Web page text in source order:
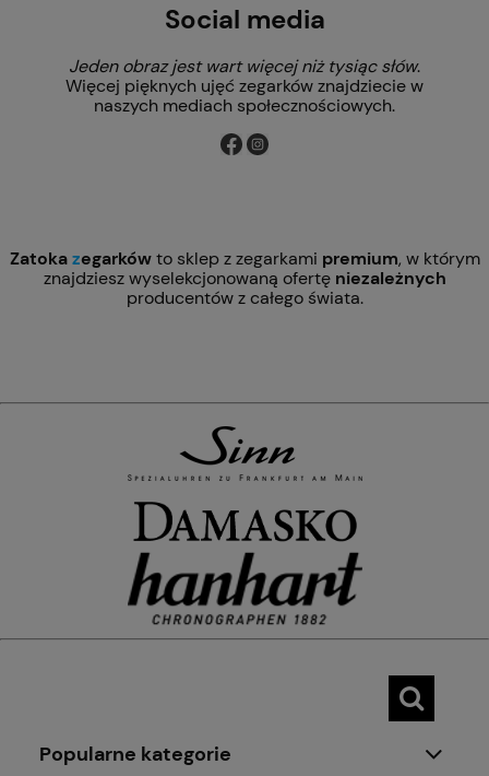
Social media
Jeden obraz jest wart więcej niż tysiąc słów.
Więcej pięknych ujęć zegarków znajdziecie w
naszych mediach społecznościowych.
Zatokazegarkówto sklep z zegarkami premium, w którym
znajdziesz wyselekcjonowaną ofertę niezależnych
producentów z całego świata.
Popularne kategorie